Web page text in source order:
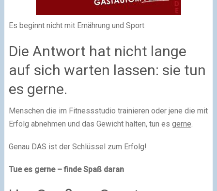
Es beginnt nicht mit Ernährung und Sport
Die Antwort hat nicht lange
auf sich warten lassen: sie tun
es gerne.
Menschen die im Fitnessstudio trainieren oder jene die mit
Erfolg abnehmen und das Gewicht halten, tun es gerne.
Genau DAS ist der Schlüssel zum Erfolg!
Tue es gerne – finde Spaß daran